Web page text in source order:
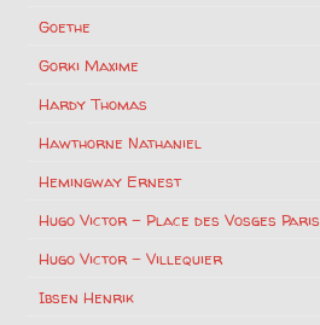
Goethe
Gorki Maxime
Hardy Thomas
Hawthorne Nathaniel
Hemingway Ernest
Hugo Victor – Place des Vosges Paris
Hugo Victor – Villequier
Ibsen Henrik